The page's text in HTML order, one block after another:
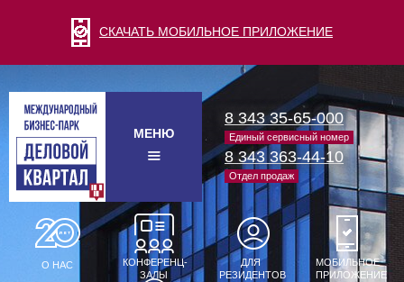
СКАЧАТЬ МОБИЛЬНОЕ ПРИЛОЖЕНИЕ
МЕНЮ
8 343 35-65-000
Единый сервисный номер
8 343 363-44-10
Отдел продаж
О НАС
КОНФЕРЕНЦ-
ЗАЛЫ
ДЛЯ
РЕЗИДЕНТОВ
МОБИЛЬНОЕ
ПРИЛОЖЕНИЕ